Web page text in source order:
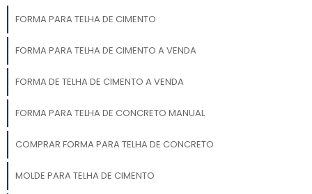
FORMA PARA TELHA DE CIMENTO
FORMA PARA TELHA DE CIMENTO A VENDA
FORMA DE TELHA DE CIMENTO A VENDA
FORMA PARA TELHA DE CONCRETO MANUAL
COMPRAR FORMA PARA TELHA DE CONCRETO
MOLDE PARA TELHA DE CIMENTO